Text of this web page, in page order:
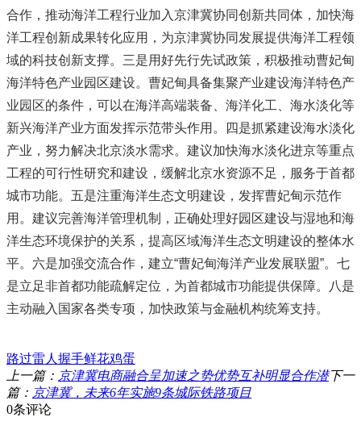
合作，推动海洋工程行业加入京津冀协同创新共同体，加快海
洋工程创新成果转化应用，为京津冀协同发展提供海洋工程领
域的科技创新支撑。三是用好先行先试政策，积极推动曹妃甸
海洋特色产业园区建设。曹妃甸具备集聚产业建设海洋特色产
业园区的条件，可以在海洋高端装备、海洋化工、海水淡化等
新兴海洋产业方面发挥示范带头作用。四是抓紧建设海水淡化
产业，努力解决北京淡水需求。建议加快海水淡化进京等重点
工程的可行性研究和建设，缓解北京水资源不足，服务于首都
城市功能。五是注重海洋生态文明建设，发挥曹妃甸示范作
用。建议完善海洋管理机制，正确处理好园区建设与湿地和海
洋生态环境保护的关系，提高区域海洋生态文明建设的整体水
平。六是加强交流合作，建立“曹妃甸海洋产业发展联盟”。七
是立足非首都功能疏解定位，为首都城市功能提供保障。八是
主动融入国家各类专项，加快政策与金融机构统筹支持。
路过雷人 握手鲜花鸡蛋
上一篇： 京津冀电商融合呈加速之势优势互补明显合作潜下一
篇： 京津冀，未来6年实施9条城际铁路项目
0条评论